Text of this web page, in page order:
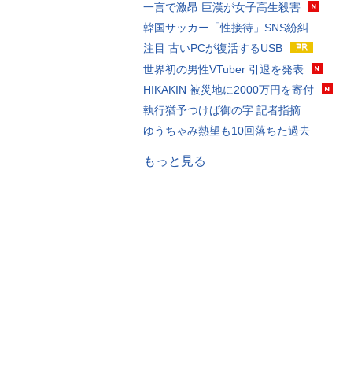
一言で激昂 巨漢が女子高生殺害
韓国サッカー「性接待」SNS紛糾
注目 古いPCが復活するUSB
世界初の男性VTuber 引退を発表
HIKAKIN 被災地に2000万円を寄付
執行猶予つけば御の字 記者指摘
ゆうちゃみ熱望も10回落ちた過去
もっと見る